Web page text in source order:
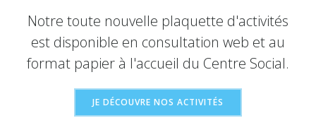
Notre toute nouvelle plaquette d'activités
est disponible en consultation web et au
format papier à l'accueil du Centre Social.
JE DÉCOUVRE NOS ACTIVITÉS